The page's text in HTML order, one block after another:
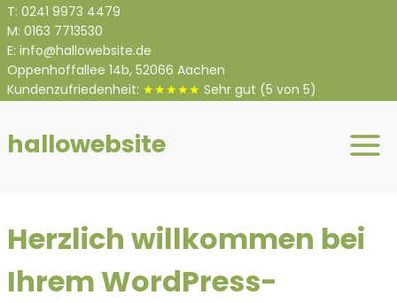
Zum
Inhalt
springen
T: 0241 9973 4479
M: 0163 7713530
E: info@hallowebsite.de
Oppenhoffallee 14b, 52066 Aachen
Kundenzufriedenheit: ★★★★★ Sehr gut (5 von 5)
hallowebsite
Herzlich willkommen bei
Ihrem WordPress-